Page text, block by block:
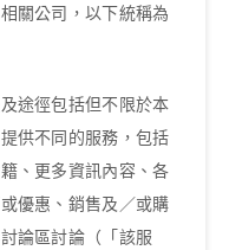
關公司，以下統稱為
途徑包括但不限於本
供不同的服務，包括
、更多資訊內容、各
優惠、銷售及／或購
論區討論（「該服